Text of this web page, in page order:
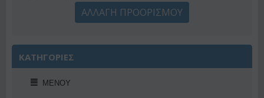
ΑΛΛΑΓΗ ΠΡΟΟΡΙΣΜΟΥ
ΚΑΤΗΓΟΡΙΕΣ
ΜΕΝΟΎ